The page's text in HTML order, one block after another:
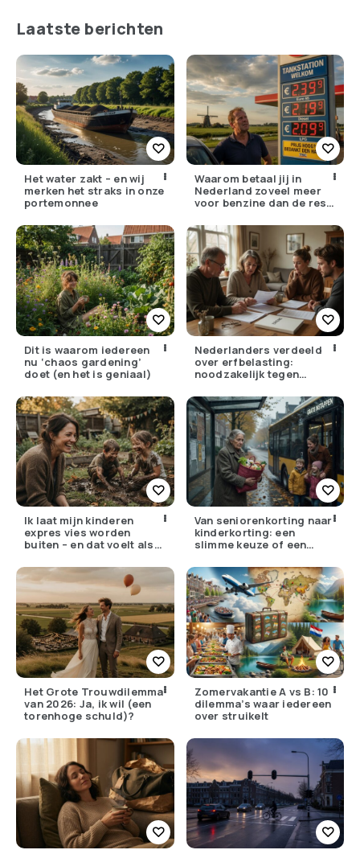
Laatste berichten
Het water zakt – en wij
merken het straks in onze
portemonnee
Waarom betaal jij in
Nederland zoveel meer
voor benzine dan de rest
Dit is waarom iedereen
nu ‘chaos gardening’
doet (en het is geniaal)
Nederlanders verdeeld
over erfbelasting:
noodzakelijk tegen
Ik laat mijn kinderen
expres vies worden
buiten – en dat voelt als
Van seniorenkorting naar
kinderkorting: een
slimme keuze of een
Het Grote Trouwdilemma
van 2026: Ja, ik wil (een
torenhoge schuld)?
Zomervakantie A vs B: 10
dilemma’s waar iedereen
over struikelt